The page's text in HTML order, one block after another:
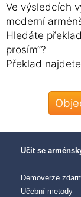
Ve výsledcích
moderní
Hledáte
prosím“?
Překlad
Učit se
Demoverze
Učební metody